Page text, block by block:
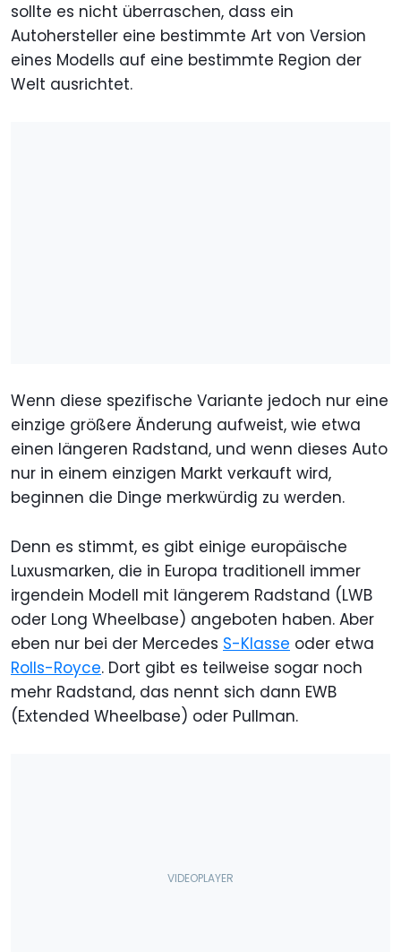
sollte es nicht überraschen, dass ein
Autohersteller eine bestimmte Art von Version
eines Modells auf eine bestimmte Region der
Welt ausrichtet.
Wenn diese spezifische Variante jedoch nur eine
einzige größere Änderung aufweist, wie etwa
einen längeren Radstand, und wenn dieses Auto
nur in einem einzigen Markt verkauft wird,
beginnen die Dinge merkwürdig zu werden.
Denn es stimmt, es gibt einige europäische
Luxusmarken, die in Europa traditionell immer
irgendein Modell mit längerem Radstand (LWB
oder Long Wheelbase) angeboten haben. Aber
eben nur bei der Mercedes S-Klasse oder etwa
Rolls-Royce. Dort gibt es teilweise sogar noch
mehr Radstand, das nennt sich dann EWB
(Extended Wheelbase) oder Pullman.